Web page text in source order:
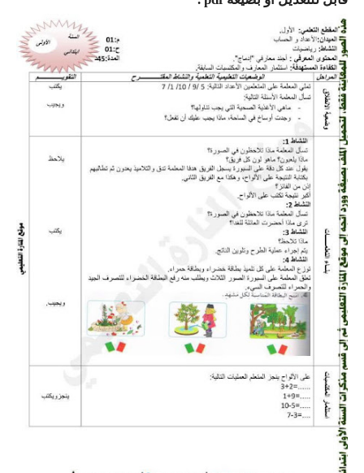
بنك الفروض و الاختبارات
محفظة الأستاذ
بنك مذكرات الاستاذ
البحوث الجاهزة
بحوث اللغة العربية
بحوث الرياضيات